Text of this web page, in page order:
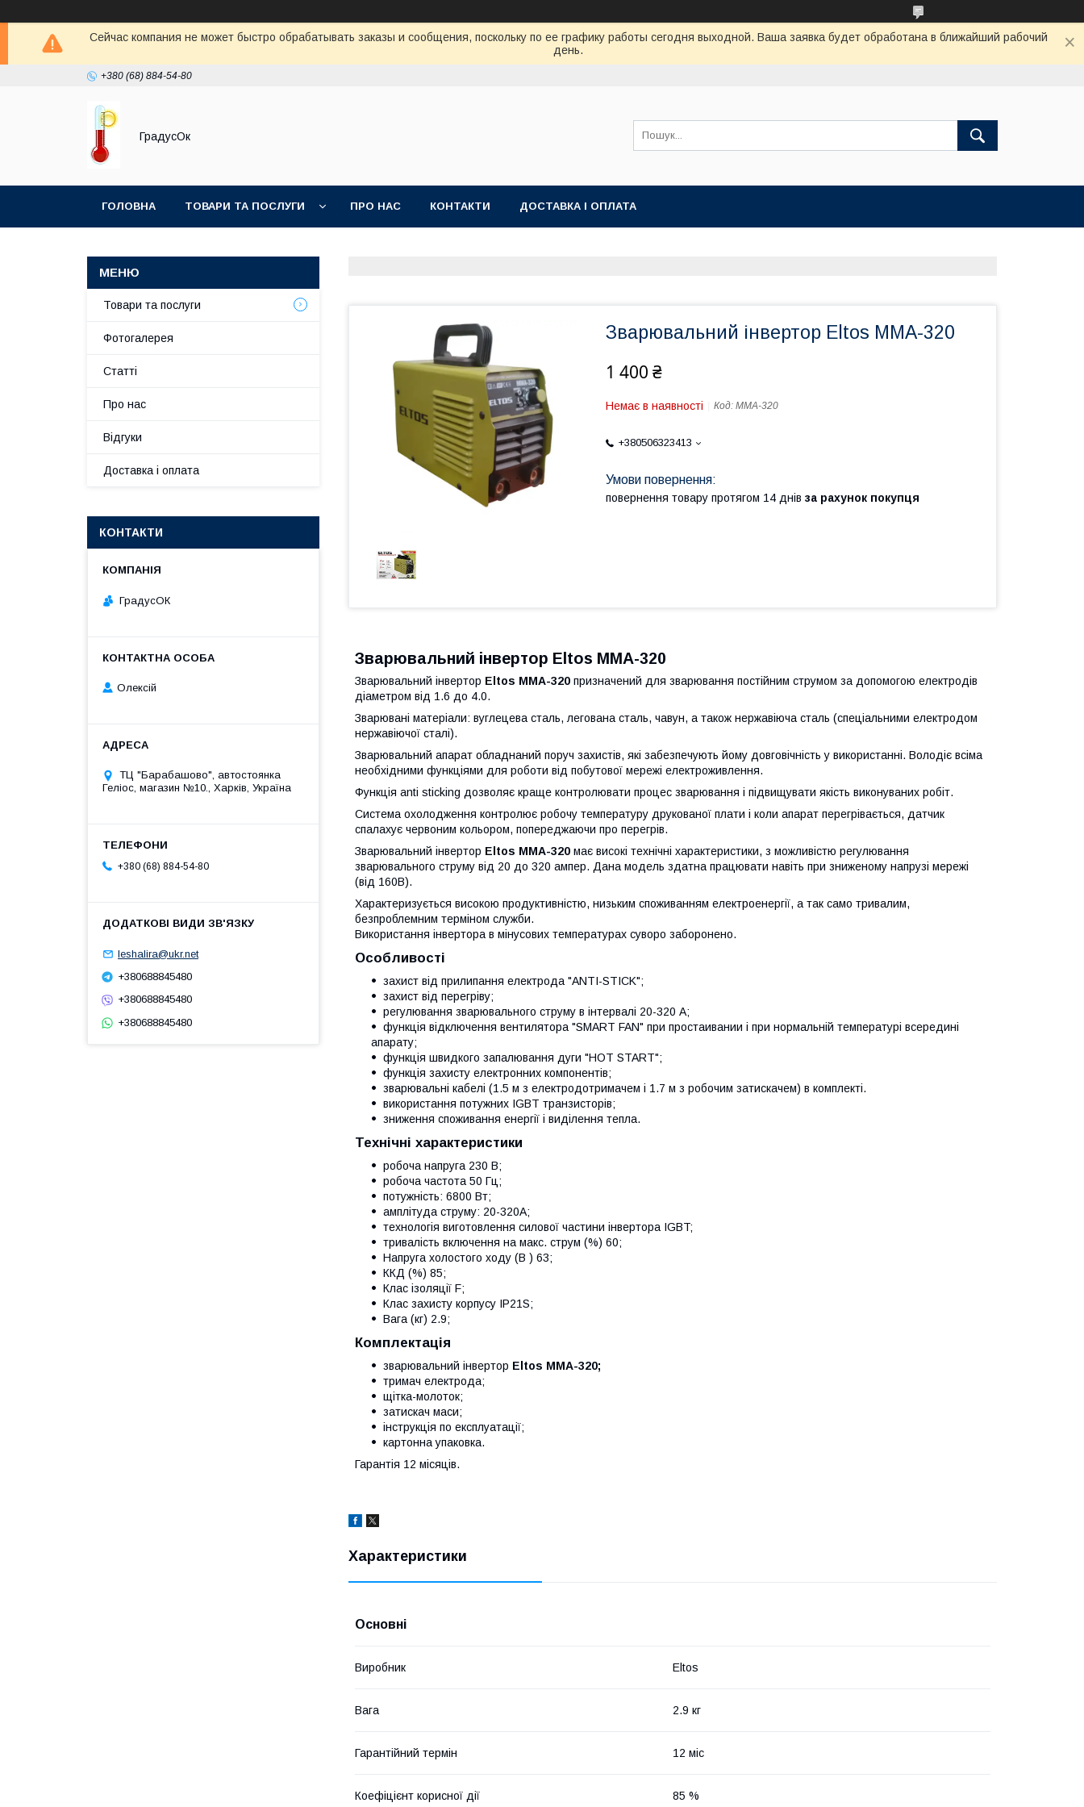
Сейчас компания не может быстро обрабатывать заказы и сообщения, поскольку по ее графику работы сегодня выходной. Ваша заявка будет обработана в ближайший рабочий
день.
+380 (68) 884-54-80
ГрадусОк
ГОЛОВНА ТОВАРИ ТА ПОСЛУГИ ПРО НАС КОНТАКТИ ДОСТАВКА І ОПЛАТА
Зварювальний інвертор Eltos ММА-320
1 400 ₴
Немає в наявності Код: ММА-320
+380506323413
повернення товару протягом 14 днів за рахунок покупця
Зварювальний інвертор Eltos ММА-320
Зварювальний інвертор Eltos ММА-320 призначений для зварювання постійним струмом за допомогою електродів
діаметром від 1.6 до 4.0.
Зварювані матеріали: вуглецева сталь, легована сталь, чавун, а також нержавіюча сталь (спеціальними електродом
нержавіючої сталі).
Зварювальний апарат обладнаний поруч захистів, які забезпечують йому довговічність у використанні. Володіє всіма
необхідними функціями для роботи від побутової мережі електроживлення.
Функція anti sticking дозволяє краще контролювати процес зварювання і підвищувати якість виконуваних робіт.
Система охолодження контролює робочу температуру друкованої плати і коли апарат перегрівається, датчик
спалахує червоним кольором, попереджаючи про перегрів.
Зварювальний інвертор Eltos ММА-320 має високі технічні характеристики, з можливістю регулювання
зварювального струму від 20 до 320 ампер. Дана модель здатна працювати навіть при зниженому напрузі мережі
(від 160В).
Характеризується високою продуктивністю, низьким споживанням електроенергії, а так само тривалим,
безпроблемним терміном служби.
Використання інвертора в мінусових температурах суворо заборонено.
Особливості
захист від прилипання електрода "ANTI-STICK";
захист від перегріву;
регулювання зварювального струму в інтервалі 20-320 А;
функція відключення вентилятора "SMART FAN" при простаивании і при нормальній температурі всередині
апарату;
функція швидкого запалювання дуги "HOT START";
функція захисту електронних компонентів;
зварювальні кабелі (1.5 м з електродотримачем і 1.7 м з робочим затискачем) в комплекті.
використання потужних IGBT транзисторів;
зниження споживання енергії і виділення тепла.
Технічні характеристики
робоча напруга 230 В;
робоча частота 50 Гц;
потужність: 6800 Вт;
амплітуда струму: 20-320А;
технологія виготовлення силової частини інвертора IGBT;
тривалість включення на макс. струм (%) 60;
Напруга холостого ходу (В ) 63;
ККД (%) 85;
Клас ізоляції F;
Клас захисту корпусу IP21S;
Вага (кг) 2.9;
Комплектація
зварювальний інвертор Eltos ММА-320;
тримач електрода;
щітка-молоток;
затискач маси;
інструкція по експлуатації;
картонна упаковка.
Гарантія 12 місяців.
Характеристики
Основні
Виробник Eltos
Вага 2.9 кг
Гарантійний термін 12 міс
Коефіцієнт корисної дії 85 %
Товари та послуги
Фотогалерея
Статті
Про нас
Відгуки
Доставка і оплата
КОНТАКТИ
ГрадусОК
Олексій
ТЦ "Барабашово", автостоянка
Геліос, магазин №10., Харків, Україна
+380 (68) 884-54-80
leshalira@ukr.net
+380688845480
+380688845480
+380688845480